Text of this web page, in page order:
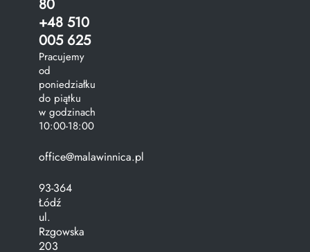
80
+48 510
005 625
Pracujemy
od
poniedziałku
do piątku
w godzinach
10:00-18:00
office@malawinnica.pl
93-364
Łódź
ul.
Rzgowska
203